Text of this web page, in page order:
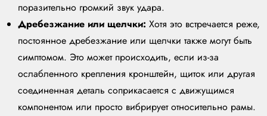
поразительно громкий звук удара.
Дребезжание или щелчки: Хотя это встречается реже,
постоянное дребезжание или щелчки также могут быть
симптомом. Это может происходить, если из-за
ослабленного крепления кронштейн, щиток или другая
соединенная деталь соприкасается с движущимся
компонентом или просто вибрирует относительно рамы.